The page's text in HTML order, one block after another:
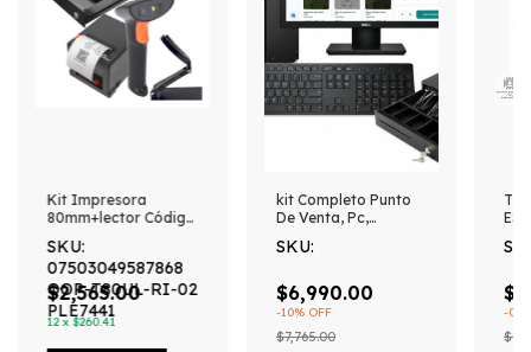
Kit Impresora
80mm+lector Código
Mediano Negro
SKU:
07503049587868
QOP-T80UL-RI-02
PLE7441
$2,565.00
12 x$260.41
kit Completo Punto
De Venta, Pc,
cajon de dinero ,
software
SKU:
$6,990.00
-10% OFF
$7,765.00
-0